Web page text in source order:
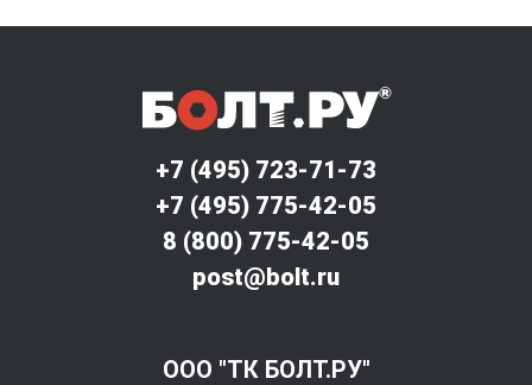
+7 (495) 723-71-73
+7 (495) 775-42-05
8 (800) 775-42-05
post@bolt.ru
ООО "ТК БОЛТ.РУ"